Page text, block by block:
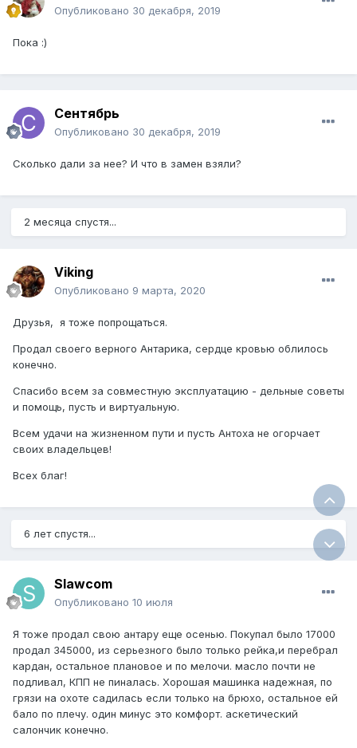
Опубликовано 30 декабря, 2019
Пока :)
Сентябрь
Опубликовано 30 декабря, 2019
Сколько дали за нее? И что в замен взяли?
2 месяца спустя...
Viking
Опубликовано 9 марта, 2020
Друзья, я тоже попрощаться.
Продал своего верного Антарика, сердце кровью облилось
конечно.
Спасибо всем за совместную эксплуатацию - дельные советы
и помощь, пусть и виртуальную.
Всем удачи на жизненном пути и пусть Антоха не огорчает
своих владельцев!
Всех благ!
6 лет спустя...
Slawcom
Опубликовано 10 июля
Я тоже продал свою антару еще осенью. Покупал было 17000
продал 345000, из серьезного было только рейка,и перебрал
кардан, остальное плановое и по мелочи. масло почти не
подливал, КПП не пиналась. Хорошая машинка надежная, по
грязи на охоте садилась если только на брюхо, остальное ей
бало по плечу. один минус это комфорт. аскетический
салончик конечно.